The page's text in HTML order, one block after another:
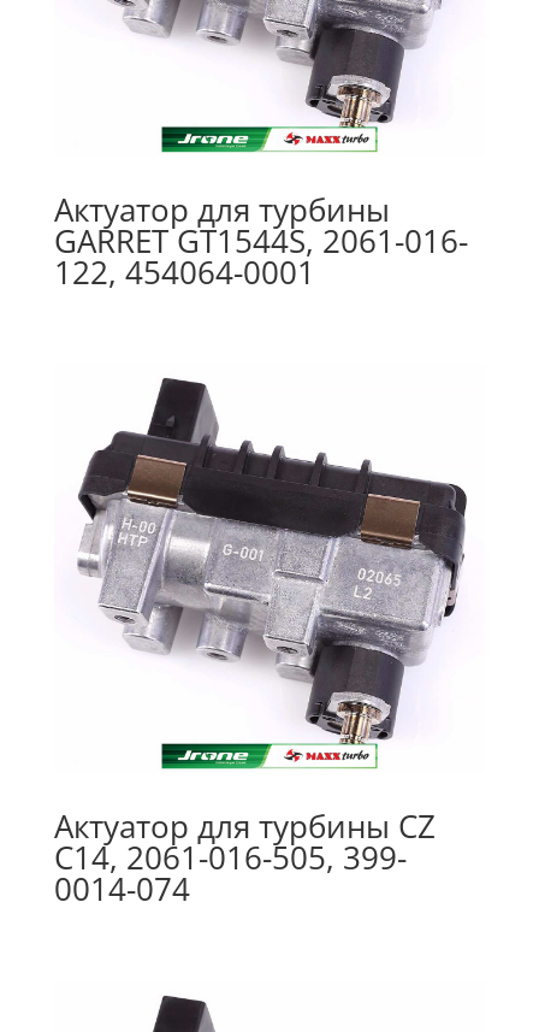
Актуатор для турбины
GARRET GT1544S, 2061-016-
122, 454064-0001
Актуатор для турбины CZ
C14, 2061-016-505, 399-
0014-074